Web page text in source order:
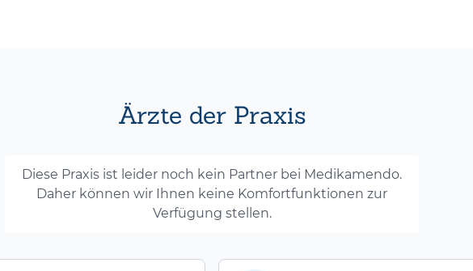
Ärzte der Praxis
Diese Praxis ist leider noch kein Partner bei Medikamendo.
Daher können wir Ihnen keine Komfortfunktionen zur
Verfügung stellen.